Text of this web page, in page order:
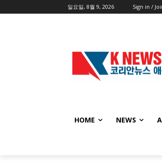
일요일, 8월 9, 2026 Sign in /
HOME NEWS